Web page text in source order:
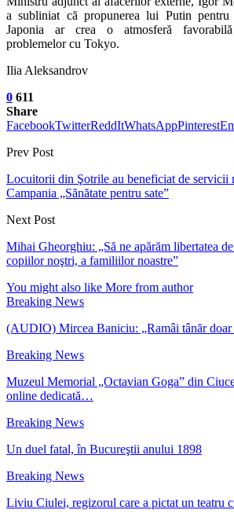
a subliniat că propunerea lui Putin
Japonia ar crea o atmosferă
problemelor cu Tokyo.
Ilia Aleksandrov
0 611
Share
FacebookTwitterReddItWhatsAppPinterest
Prev Post
Locuitorii din Şotrile au beneficiat de servicii
Campania „Sănătate pentru sate”
Next Post
Mihai Gheorghiu: „Să ne apărăm libertatea
copiilor noştri, a familiilor noastre”
You might also like More from author
Breaking News
(AUDIO) Mircea Baniciu: „Ramâi tânăr doar
Breaking News
Muzeul Memorial „Octavian Goga” din
online dedicată…
Breaking News
Un duel fatal, în Bucureştii anului 1898
Breaking News
Liviu Ciulei, regizorul care a pictat un teatru